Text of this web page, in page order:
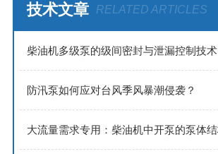
技术文章 RELATED ARTICLES
​​柴油机多级泵的级间密封与泄漏控制技术​
防汛泵如何应对台风季风暴潮侵袭？